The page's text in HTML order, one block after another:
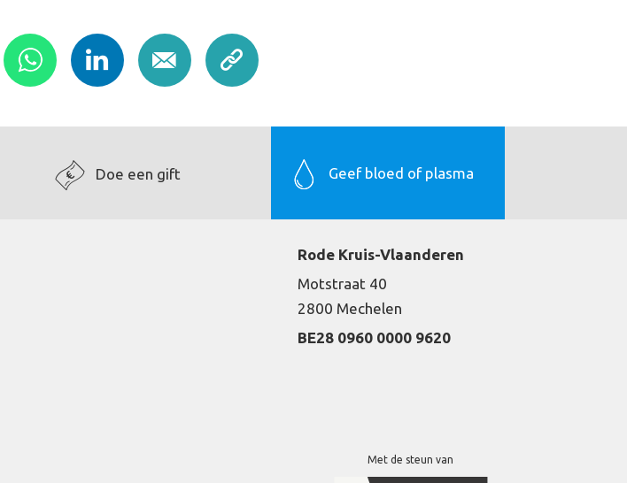
Doe een gift Geef bloed of plasma
Rode Kruis-Vlaanderen
Motstraat 40
2800 Mechelen
BE28 0960 0000 9620
Met de steun van